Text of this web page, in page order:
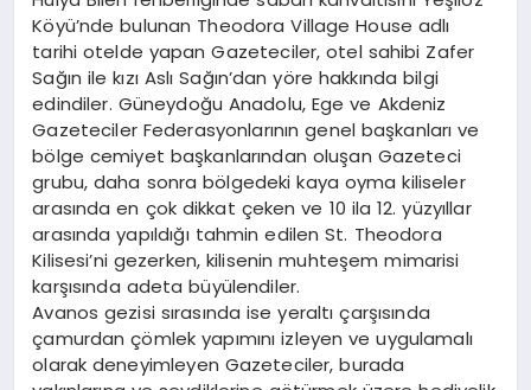
Köyü’nde bulunan Theodora Village House adlı
tarihi otelde yapan Gazeteciler, otel sahibi Zafer
Sağın ile kızı Aslı Sağın’dan yöre hakkında bilgi
edindiler. Güneydoğu Anadolu, Ege ve Akdeniz
Gazeteciler Federasyonlarının genel başkanları ve
bölge cemiyet başkanlarından oluşan Gazeteci
grubu, daha sonra bölgedeki kaya oyma kiliseler
arasında en çok dikkat çeken ve 10 ila 12. yüzyıllar
arasında yapıldığı tahmin edilen St. Theodora
Kilisesi’ni gezerken, kilisenin muhteşem mimarisi
karşısında adeta büyülendiler.
Avanos gezisi sırasında ise yeraltı çarşısında
çamurdan çömlek yapımını izleyen ve uygulamalı
olarak deneyimleyen Gazeteciler, burada